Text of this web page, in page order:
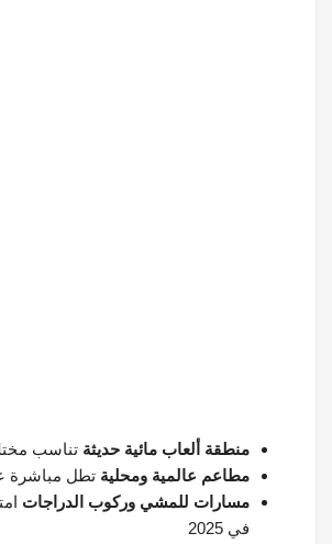
منطقة ألعاب مائية حديثة تناسب
مطاعم عالمية ومحلية تطل مباشرة
مسارات للمشي وركوب الدراجات
في 2025